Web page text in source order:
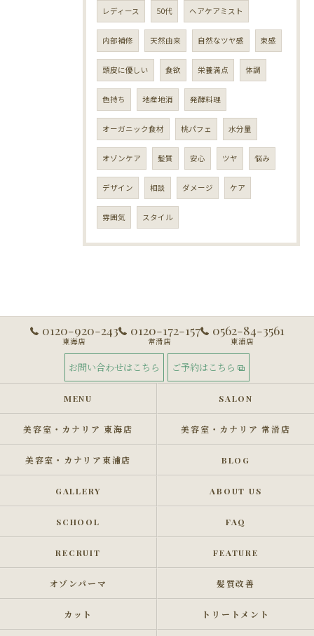
レディース 50代 ヘアケアミスト
内部補修 天然由来 自然なツヤ感 束感
頭皮に優しい 食欲 栄養満点 体調
色持ち 地産地消 発酵料理
オーガニック食材 桃パフェ 水分量
オゾンケア 髪質 安心 ツヤ 悩み
デザイン 相談 ダメージ ケア
雰囲気 スタイル
0120-920-243
東海店
0120-172-157
常滑店
0562-84-3561
東浦店
お問い合わせはこちら ご予約はこちら
MENU SALON
美容室・カナリア 東海店 美容室・カナリア 常滑店
美容室・カナリア東浦店 BLOG
GALLERY ABOUT US
SCHOOL FAQ
RECRUIT FEATURE
オゾンパーマ 髪質改善
カット トリートメント